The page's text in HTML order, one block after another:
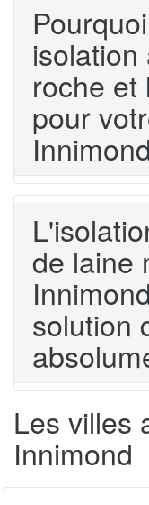
roche et
pour
de laine
solution
Les villes
Innimond